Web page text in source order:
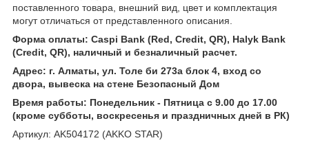
поставленного товара, внешний вид, цвет и комплектация
могут отличаться от представленного описания.
Форма оплаты: Caspi Bank (Red, Credit, QR), Halyk Bank
(Credit, QR), наличный и безналичный расчет.
Адрес: г. Алматы, ул. Толе би 273а блок 4, вход со
двора, вывеска на стене Безопасный Дом
Время работы: Понедельник - Пятница с 9.00 до 17.00
(кроме субботы, воскресенья и праздничных дней в РК)
Артикул: AK504172 (AKKO STAR)